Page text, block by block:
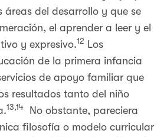
del desarrollo y que se
el aprender a leer y el
y expresivo.12 Los
de la primera infancia
de apoyo familiar que
resultados tanto del niño
13,14
No obstante, pareciera
filosofía o modelo curricular